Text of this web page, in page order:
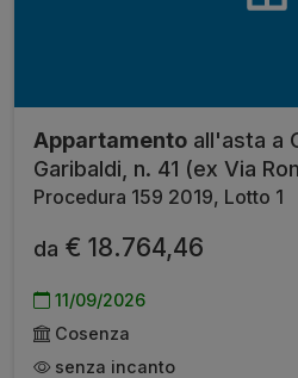
Appartamento all'asta a
Garibaldi, n. 41 (ex Via
Procedura 159 2019, Lotto 1
da € 18.764,46
11/09/2026
Cosenza
senza incanto